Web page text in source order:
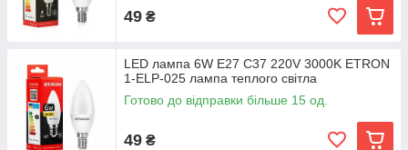
49 ₴
LED лампа 6W E27 C37 220V 3000K ETRON
1-ELP-025 лампа теплого світла
Готово до відправки більше 15 од.
49 ₴